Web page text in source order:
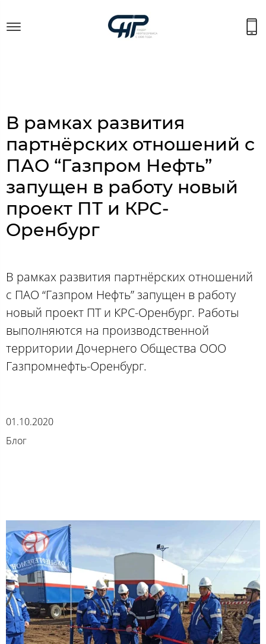
В рамках развития
партнёрских отношений с
ПАО “Газпром Нефть”
запущен в работу новый
проект ПТ и КРС-
Оренбург
В рамках развития партнёрских отношений
с ПАО “Газпром Нефть” запущен в работу
новый проект ПТ и КРС-Оренбург. Работы
выполняются на производственной
территории Дочернего Общества ООО
Газпромнефть-Оренбург.
01.10.2020
Блог